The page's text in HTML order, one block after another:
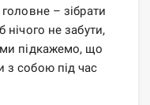
– зібрати
не забути,
ми підкажемо, що
з собою під час